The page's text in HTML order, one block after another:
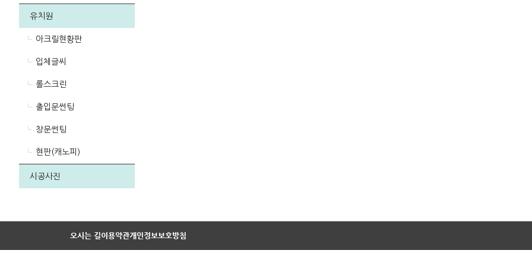
유치원
아크릴현황판
입체글씨
롤스크린
출입문썬팅
창문썬팅
현판(캐노피)
시공사진
오시는 길이용약관개인정보보호방침